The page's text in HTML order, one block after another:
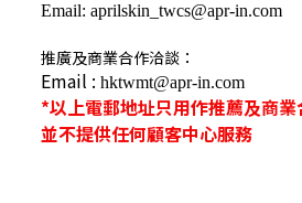
Email: aprilskin_twcs@apr-in.com
推廣及商業合作洽談：
Email : hktwmt@apr-in.com
*以上電郵地址只用作推薦及商業
並不提供任何顧客中心服務